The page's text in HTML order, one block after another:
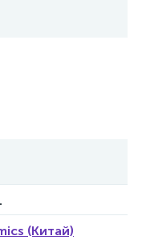
(Китай)